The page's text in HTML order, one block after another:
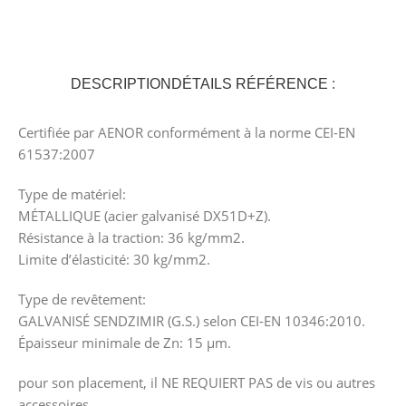
DESCRIPTION DÉTAILS RÉFÉRENCE :
Certifiée par AENOR conformément à la norme CEI-EN
61537:2007
Type de matériel:
MÉTALLIQUE (acier galvanisé DX51D+Z).
Résistance à la traction: 36 kg/mm2.
Limite d’élasticité: 30 kg/mm2.
Type de revêtement:
GALVANISÉ SENDZIMIR (G.S.) selon CEI-EN 10346:2010.
Épaisseur minimale de Zn: 15 μm.
pour son placement, il NE REQUIERT PAS de vis ou autres